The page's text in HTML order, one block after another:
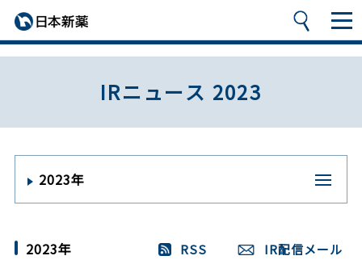
IRニュース 2023
2023年
2023年 RSS IR配信メール